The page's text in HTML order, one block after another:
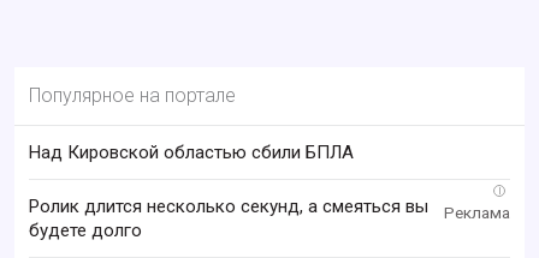
Популярное на портале
Над Кировской областью сбили БПЛА
i
Ролик длится несколько секунд, а смеяться вы
будете долго